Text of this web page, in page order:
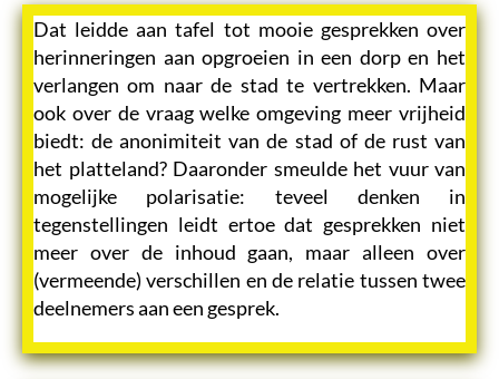
Dat leidde aan tafel tot mooie gesprekken over
herinneringen aan opgroeien in een dorp en het
verlangen om naar de stad te vertrekken. Maar
ook over de vraag welke omgeving meer vrijheid
biedt: de anonimiteit van de stad of de rust van
het platteland? Daaronder smeulde het vuur van
mogelijke polarisatie: teveel denken in
tegenstellingen leidt ertoe dat gesprekken niet
meer over de inhoud gaan, maar alleen over
(vermeende) verschillen en de relatie tussen twee
deelnemers aan een gesprek.